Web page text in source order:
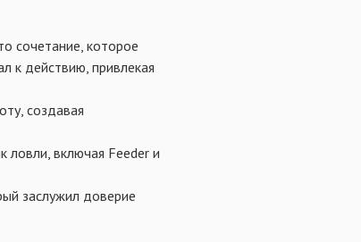
сочетание, которое
к действию, привлекая
создавая
ловли, включая Feeder и
заслужил доверие